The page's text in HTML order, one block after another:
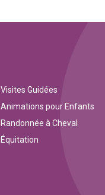
Visites Guidées
Animations pour Enfants
Randonnée à Cheval
Équitation